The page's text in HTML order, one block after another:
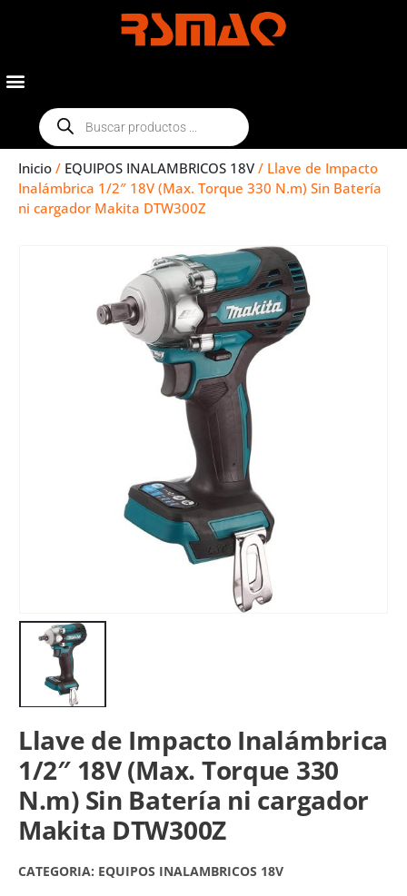
Inicio / EQUIPOS INALAMBRICOS 18V / Llave de Impacto
Inalámbrica 1/2″ 18V (Max. Torque 330 N.m) Sin Batería
ni cargador Makita DTW300Z
Llave de Impacto Inalámbrica
1/2″ 18V (Max. Torque 330
N.m) Sin Batería ni cargador
Makita DTW300Z
CATEGORIA: EQUIPOS INALAMBRICOS 18V